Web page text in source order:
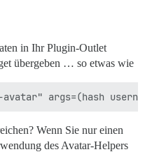
in Ihr Plugin-Outlet
übergeben … so etwas wie
Wenn Sie nur einen
des Avatar-Helpers